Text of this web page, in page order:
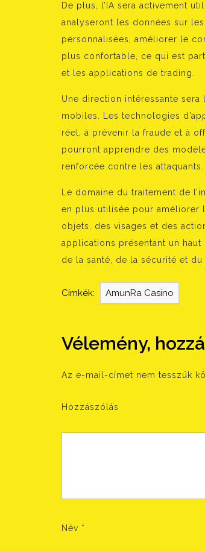
De plus, l’IA sera activement
analyseront les données sur
personnalisées, améliorer le
plus confortable, ce qui est
et les applications de trading.
Une direction intéressante sera
mobiles. Les technologies
réel, à prévenir la fraude et à
pourront apprendre des
renforcée contre les attaquants.
Le domaine du traitement de
en plus utilisée pour améliorer
objets, des visages et des
applications présentant un
de la santé, de la sécurité et du
Címkék: AmunRa Casino
Vélemény,
Az e-mail-címet nem tesszük
Hozzászólás
Név *